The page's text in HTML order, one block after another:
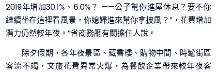
2019年增加30.1%、6.0%？ ——公子幫你進屋休息？要不你
繼續坐在這裡看風景，你媳婦進來幫你拿披風？”，花費增加
潛力仍然較年夜。”省商務廳有關擔任人說。
除夕假期，各年夜景區、藏書樓、購物中間、時髦街區
客流不竭，文旅花費異常火爆，為餐飲企業帶來較年夜客